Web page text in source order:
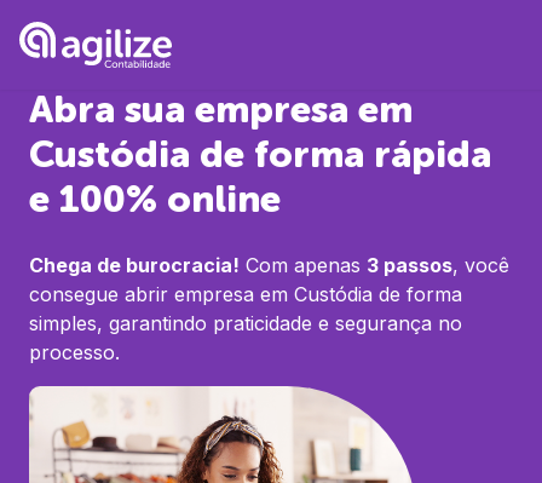
Abra sua empresa em
Custódia de forma rápida
e 100% online
Chega de burocracia! Com apenas 3 passos, você
consegue abrir empresa em Custódia de forma
simples, garantindo praticidade e segurança no
processo.